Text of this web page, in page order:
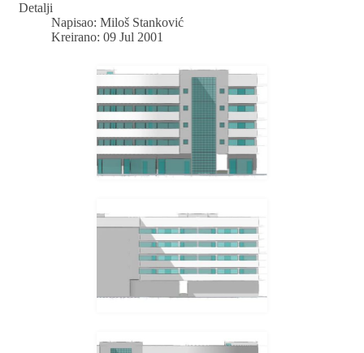
Detalji
Napisao: Miloš Stanković
Kreirano: 09 Jul 2001